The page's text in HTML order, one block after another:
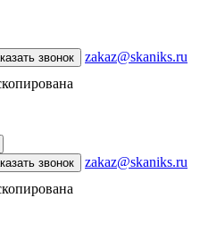
звонок
zakaz@skaniks.ru
звонок
zakaz@skaniks.ru